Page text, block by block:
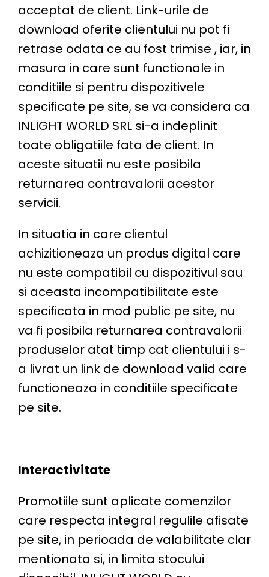
acceptat de client. Link-urile de
download oferite clientului nu pot fi
retrase odata ce au fost trimise , iar, in
masura in care sunt functionale in
conditiile si pentru dispozitivele
specificate pe site, se va considera ca
INLIGHT WORLD SRL si-a indeplinit
toate obligatiile fata de client. In
aceste situatii nu este posibila
returnarea contravalorii acestor
servicii.
In situatia in care clientul
achizitioneaza un produs digital care
nu este compatibil cu dispozitivul sau
si aceasta incompatibilitate este
specificata in mod public pe site, nu
va fi posibila returnarea contravalorii
produselor atat timp cat clientului i s-
a livrat un link de download valid care
functioneaza in conditiile specificate
pe site.
Interactivitate
Promotiile sunt aplicate comenzilor
care respecta integral regulile afisate
pe site, in perioada de valabilitate clar
mentionata si, in limita stocului